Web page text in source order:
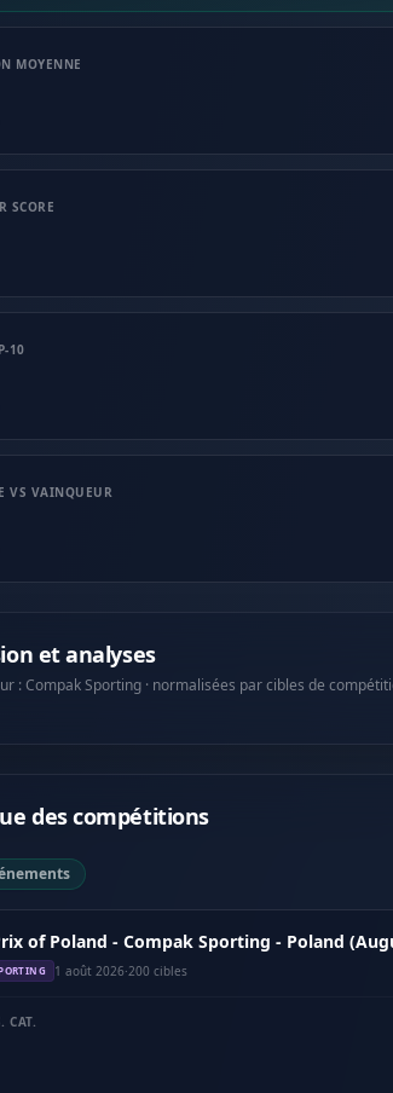
MOYENNE
SCORE
10
VS VAINQUEUR
et analyses
: Compak Sporting · normalisées par cibles de
des compétitions
of Poland - Compak Sporting - Poland
1 août 2026·200 cibles
CAT.